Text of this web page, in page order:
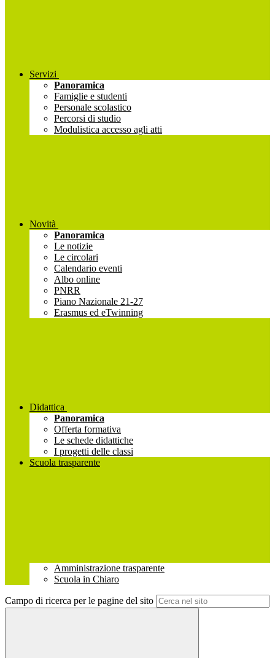
Servizi
Panoramica
Famiglie e studenti
Personale scolastico
Percorsi di studio
Modulistica accesso agli atti
Novità
Panoramica
Le notizie
Le circolari
Calendario eventi
Albo online
PNRR
Piano Nazionale 21-27
Erasmus ed eTwinning
Didattica
Panoramica
Offerta formativa
Le schede didattiche
I progetti delle classi
Scuola trasparente
Amministrazione trasparente
Scuola in Chiaro
Campo di ricerca per le pagine del sito